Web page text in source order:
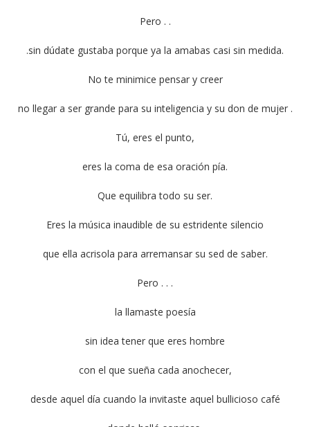
Pero . .
.sin dúdate gustaba porque ya la amabas casi sin medida.
No te minimice pensar y creer
no llegar a ser grande para su inteligencia y su don de mujer .
Tú, eres el punto,
eres la coma de esa oración pía.
Que equilibra todo su ser.
Eres la música inaudible de su estridente silencio
que ella acrisola para arremansar su sed de saber.
Pero . . .
la llamaste poesía
sin idea tener que eres hombre
con el que sueña cada anochecer,
desde aquel día cuando la invitaste aquel bullicioso café